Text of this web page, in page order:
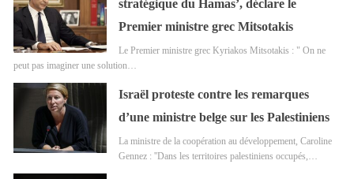
stratégique du Hamas’, déclare le
Premier ministre grec Mitsotakis
Le Premier ministre grec Kyriakos Mitsotakis : " On ne
peut pas imaginer une solution…
Israël proteste contre les remarques
d’une ministre belge sur les Palestiniens
La ministre de la coopération au développement, Caroline
Gennez : ''Dans les territoires palestiniens occupés,…